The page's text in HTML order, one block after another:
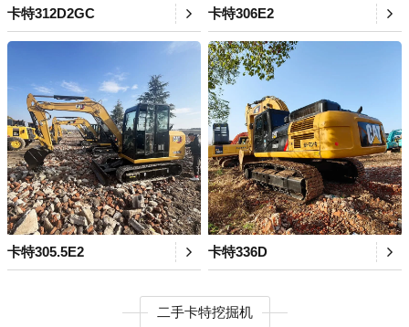
卡特312D2GC 卡特306E2
卡特305.5E2 卡特336D
二手卡特挖掘机